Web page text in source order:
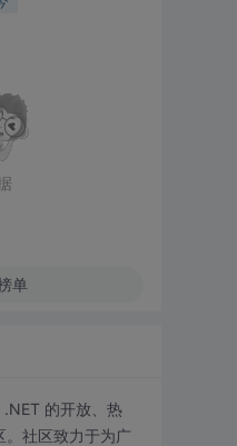
单
的开放、热
。社区致力于为广